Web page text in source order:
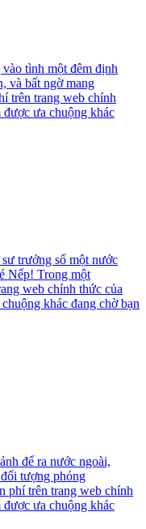
tình một đêm định
và bất ngờ mang
trên trang web chính
ưa chuộng khác
trưởng số một nước
Nếp! Trong một
web chính thức của
khác đang chờ bạn
để ra nước ngoài,
tượng phỏng
phí trên trang web chính
ưa chuộng khác